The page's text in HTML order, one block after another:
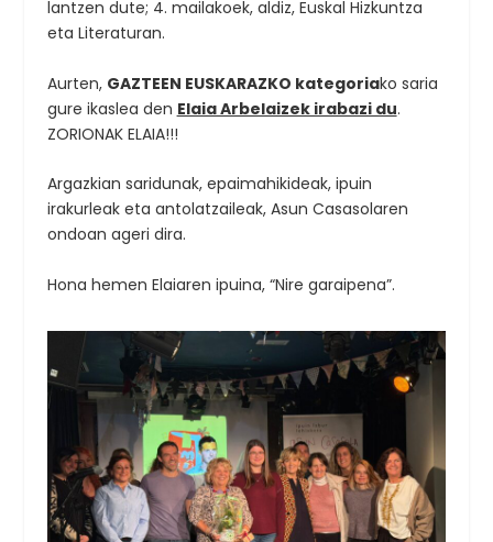
lantzen dute; 4. mailakoek, aldiz, Euskal Hizkuntza
eta Literaturan.
Aurten, GAZTEEN EUSKARAZKO kategoriako saria
gure ikaslea den Elaia Arbelaizek irabazi du.
ZORIONAK ELAIA!!!
Argazkian saridunak, epaimahikideak, ipuin
irakurleak eta antolatzaileak, Asun Casasolaren
ondoan ageri dira.
Hona hemen Elaiaren ipuina, “Nire garaipena”.